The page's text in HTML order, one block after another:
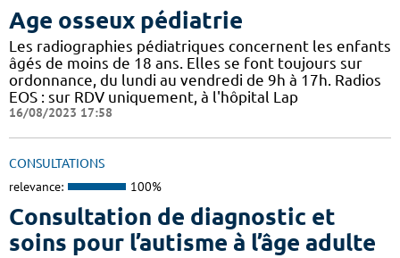
Age osseux pédiatrie
Les radiographies pédiatriques concernent les enfants
âgés de moins de 18 ans. Elles se font toujours sur
ordonnance, du lundi au vendredi de 9h à 17h. Radios
EOS : sur RDV uniquement, à l'hôpital Lap
16/08/2023 17:58
CONSULTATIONS
relevance: 100%
Consultation de diagnostic et
soins pour l’autisme à l’âge adulte